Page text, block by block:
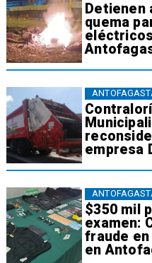
Detienen
quema
empresa
$350 mil
examen:
fraude
en